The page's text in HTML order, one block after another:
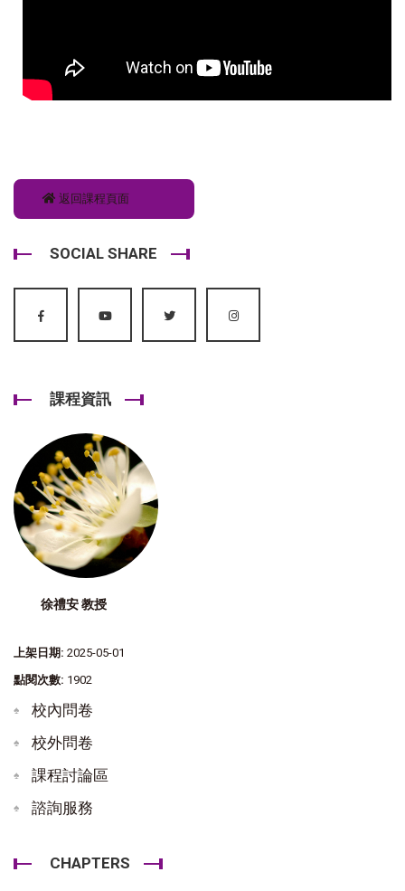
返回課程頁面
SOCIAL SHARE
課程資訊
徐禮安 教授
上架日期: 2025-05-01
點閱次數: 1902
校內問卷
校外問卷
課程討論區
諮詢服務
CHAPTERS